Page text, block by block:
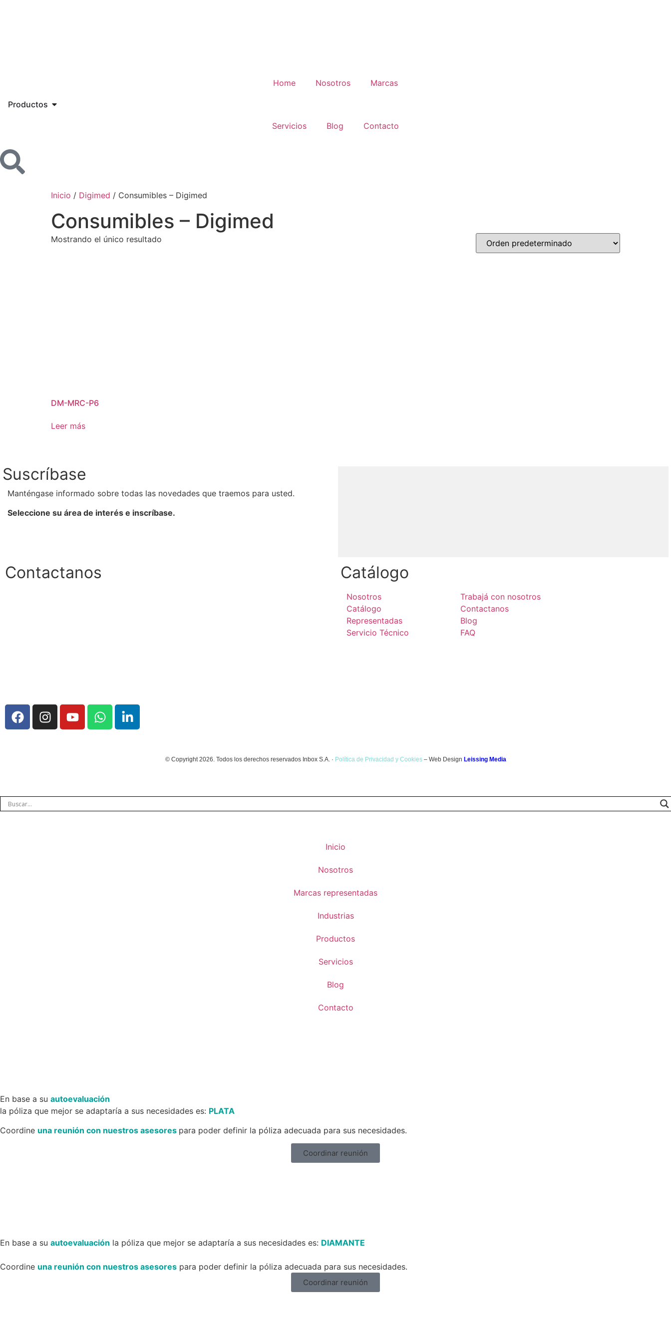
Home Nosotros Marcas
Productos
Servicios Blog Contacto
Inicio / Digimed / Consumibles – Digimed
Consumibles – Digimed
Mostrando el único resultado
DM-MRC-P6
Leer más
Suscríbase
Manténgase informado sobre todas las novedades que traemos para usted.
Seleccione su área de interés e inscríbase.
Contactanos Catálogo
Nosotros
Catálogo
Representadas
Servicio Técnico
Trabajá con nosotros
Contactanos
Blog
FAQ
© Copyright 2026. Todos los derechos reservados Inbox S.A. · Política de Privacidad y Cookies– Web Design Leissing Media
Inicio
Nosotros
Marcas representadas
Industrias
Productos
Servicios
Blog
Contacto
En base a su autoevaluación
la póliza que mejor se adaptaría a sus necesidades es: PLATA
Coordine una reunión con nuestros asesores para poder definir la póliza adecuada para sus necesidades.
Coordinar reunión
En base a su autoevaluación la póliza que mejor se adaptaría a sus necesidades es: DIAMANTE
Coordine una reunión con nuestros asesores para poder definir la póliza adecuada para sus necesidades.
Coordinar reunión